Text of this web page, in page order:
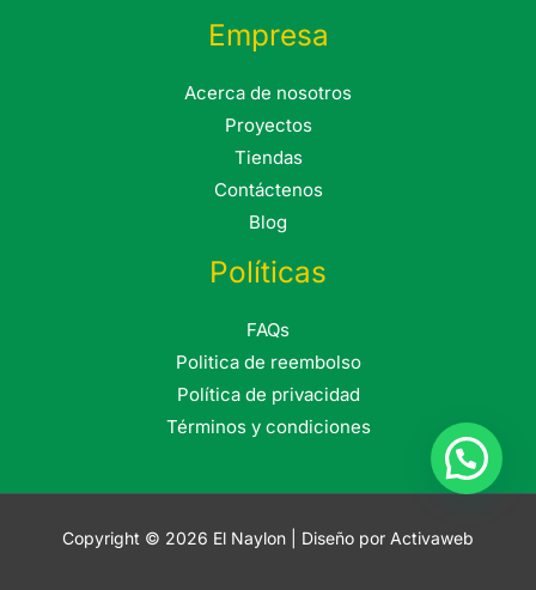
Empresa
Acerca de nosotros
Proyectos
Tiendas
Contáctenos
Blog
Políticas
FAQs
Politica de reembolso
Política de privacidad
Términos y condiciones
Copyright © 2026 El Naylon | Diseño por Activaweb